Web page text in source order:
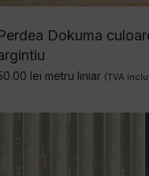
Dokuma
lei metru liniar (TVA